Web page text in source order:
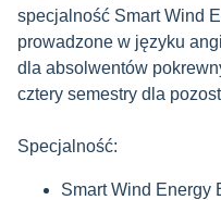
specjalność Smart Wind
prowadzone w języku
dla absolwentów
cztery semestry dla
Specjalność:
Smart Wind Energy